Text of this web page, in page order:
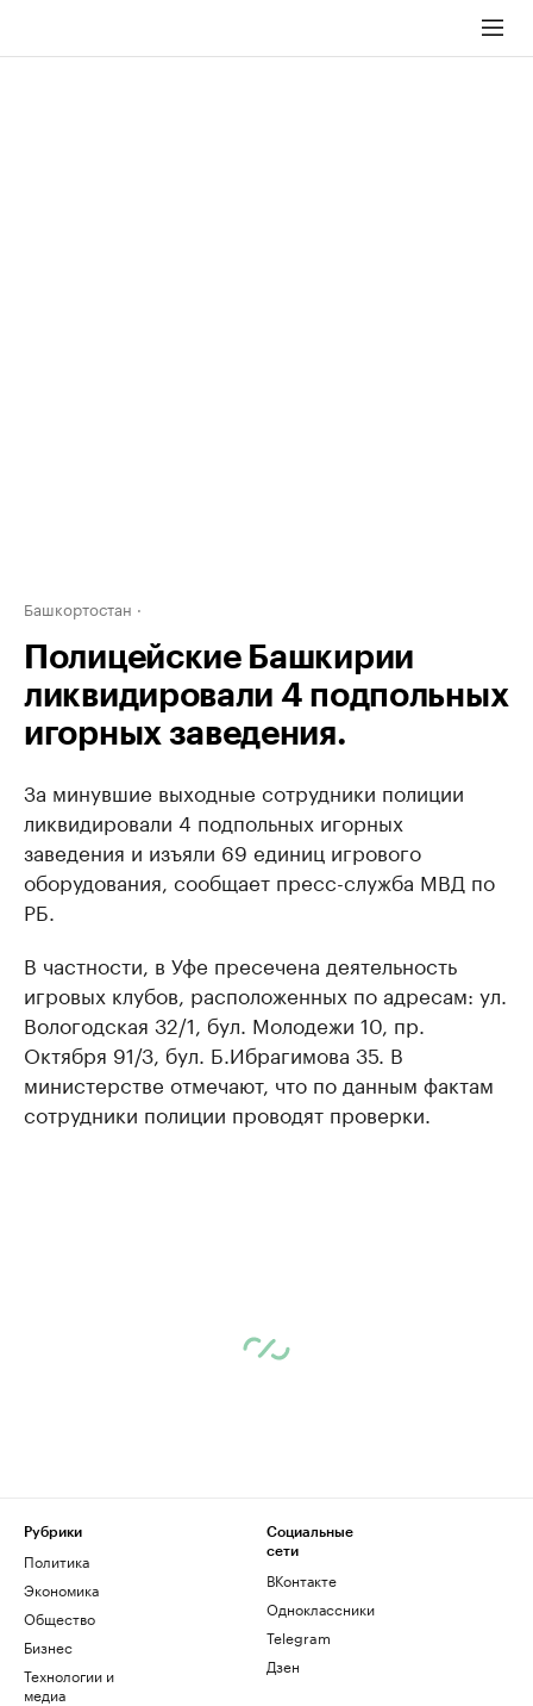
Башкортостан
Полицейские Башкирии
ликвидировали 4 подпольных
игорных заведения.
За минувшие выходные сотрудники полиции
ликвидировали 4 подпольных игорных
заведения и изъяли 69 единиц игрового
оборудования, сообщает пресс-служба МВД по
РБ.
В частности, в Уфе пресечена деятельность
игровых клубов, расположенных по адресам: ул.
Вологодская 32/1, бул. Молодежи 10, пр.
Октября 91/3, бул. Б.Ибрагимова 35. В
министерстве отмечают, что по данным фактам
сотрудники полиции проводят проверки.
Рубрики
Политика
Экономика
Общество
Бизнес
Технологии и
медиа
Социальные
сети
ВКонтакте
Одноклассники
Telegram
Дзен